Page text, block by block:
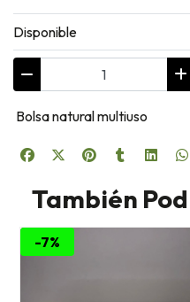
Disponible
Bolsa natural multiuso
También
-7%